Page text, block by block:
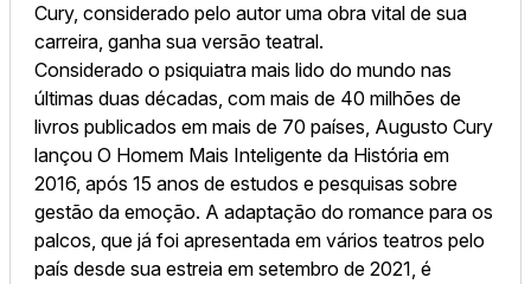
Cury, considerado pelo autor uma obra vital de sua
carreira, ganha sua versão teatral.
Considerado o psiquiatra mais lido do mundo nas
últimas duas décadas, com mais de 40 milhões de
livros publicados em mais de 70 países, Augusto Cury
lançou O Homem Mais Inteligente da História em
2016, após 15 anos de estudos e pesquisas sobre
gestão da emoção. A adaptação do romance para os
palcos, que já foi apresentada em vários teatros pelo
país desde sua estreia em setembro de 2021, é